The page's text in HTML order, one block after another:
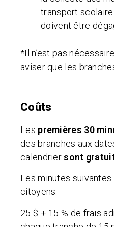
transport
doivent être
*Il n’est pas
aviser que les
Coûts
Les premières 30
des branches aux
calendriersont
Les minutes suivantes
citoyens.
25 $ + 15 % de frais